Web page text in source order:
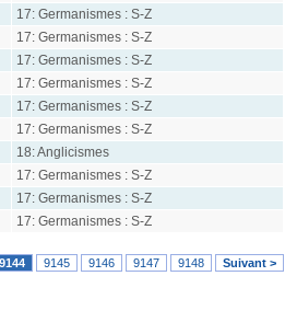
17: Germanismes : S-Z
17: Germanismes : S-Z
17: Germanismes : S-Z
17: Germanismes : S-Z
17: Germanismes : S-Z
17: Germanismes : S-Z
18: Anglicismes
17: Germanismes : S-Z
17: Germanismes : S-Z
17: Germanismes : S-Z
9144 9145 9146 9147 9148 Suivant >